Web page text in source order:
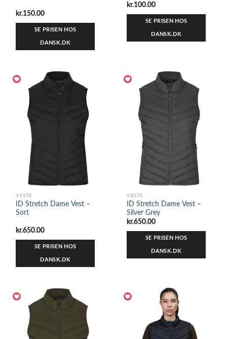
kr.150.00
SE PRISEN HOS
DANSK.DK
kr.100.00
SE PRISEN HOS
DANSK.DK
VESTE
ID Stretch Dame Vest –
Sort
kr.650.00
SE PRISEN HOS
DANSK.DK
VESTE
ID Stretch Dame Vest –
Silver Grey
kr.650.00
SE PRISEN HOS
DANSK.DK